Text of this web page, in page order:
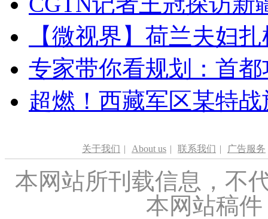
【微视界】荷兰夫妇
专家带你看规划：首
超燃！西藏军区某特
关于我们 | About us | 联系我们 | 广告服务
本网站所刊载信息，不
本网站稿